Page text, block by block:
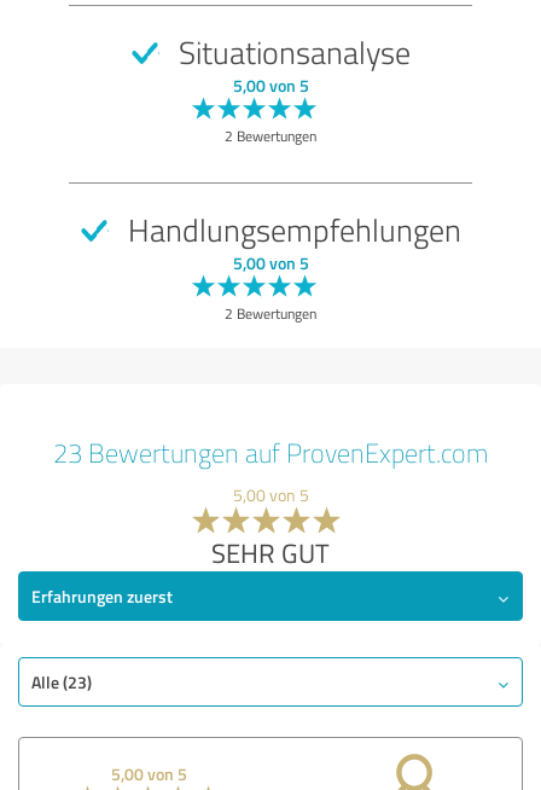
Situationsanalyse
5,00 von 5
2 Bewertungen
Handlungsempfehlungen
5,00 von 5
2 Bewertungen
23 Bewertungen auf ProvenExpert.com
5,00 von 5
SEHR GUT
Erfahrungen zuerst
Alle (23)
5,00 von 5